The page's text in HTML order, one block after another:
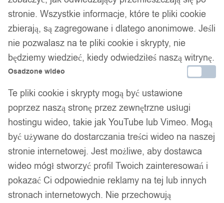
Dostępny w magazynie - szybka dostawa
Dodaj do koszyka
Zamówienia złożone do 14:00 w dni robocze wysyłamy tego
samego dnia.
Bezpieczne płatności
14 dni na zwrot
stronie. Wszystkie informacje, które te pliki cookie
zbierają, są zagregowane i dlatego anonimowe. Jeśli
nie pozwalasz na te pliki cookie i skrypty, nie
będziemy wiedzieć, kiedy odwiedziłeś naszą witrynę.
Osadzone wideo
Te pliki cookie i skrypty mogą być ustawione
poprzez naszą stronę przez zewnętrzne usługi
hostingu wideo, takie jak YouTube lub Vimeo. Mogą
być używane do dostarczania treści wideo na naszej
stronie internetowej. Jest możliwe, aby dostawca
wideo mógł stworzyć profil Twoich zainteresowań i
pokazać Ci odpowiednie reklamy na tej lub innych
stronach internetowych. Nie przechowują